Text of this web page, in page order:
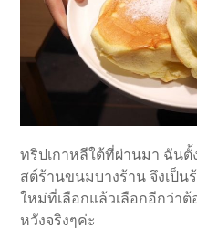
ทริปเกาหลีใต้ที่ผ่านมา ฉันตั้
สต์ร้านขนมบางร้าน จึงเป็น
ใหม่ที่เลือกแล้วเลือกอีกว่า
หวังจริงๆค่ะ